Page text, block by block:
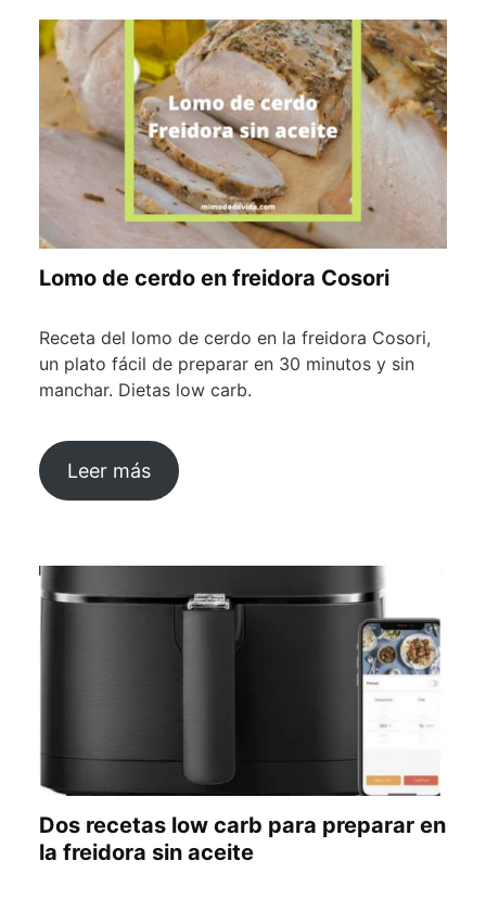
Lomo de cerdo en freidora Cosori
Receta del lomo de cerdo en la freidora Cosori,
un plato fácil de preparar en 30 minutos y sin
manchar. Dietas low carb.
Leer más
Dos recetas low carb para preparar en
la freidora sin aceite